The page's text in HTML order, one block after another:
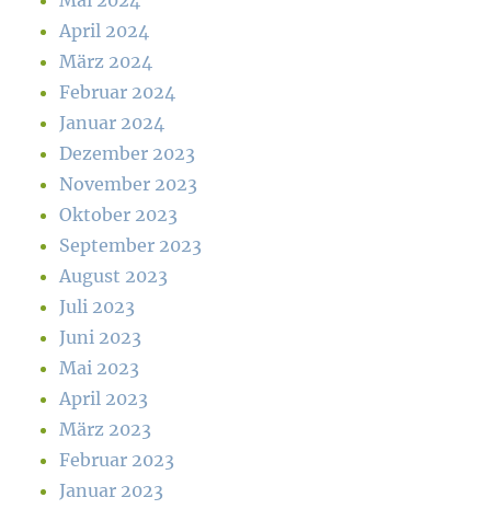
April 2024
März 2024
Februar 2024
Januar 2024
Dezember 2023
November 2023
Oktober 2023
September 2023
August 2023
Juli 2023
Juni 2023
Mai 2023
April 2023
März 2023
Februar 2023
Januar 2023